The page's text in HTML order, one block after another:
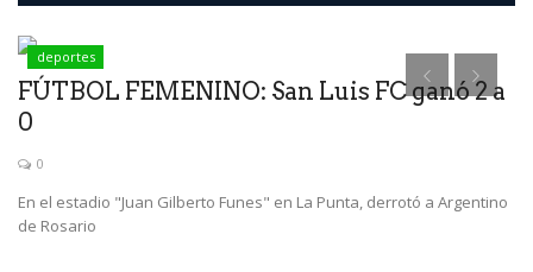
deportes
FÚTBOL FEMENINO: San Luis FC ganó 2 a
0
0
En el estadio "Juan Gilberto Funes" en La Punta, derrotó a Argentino
de Rosario